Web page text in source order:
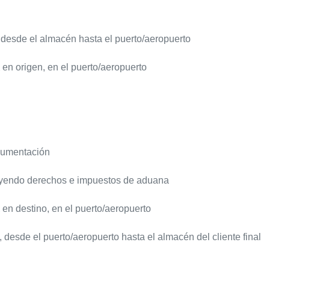
el almacén hasta el puerto/aeropuerto
origen, en el puerto/aeropuerto
derechos e impuestos de aduana
destino, en el puerto/aeropuerto
el puerto/aeropuerto hasta el almacén del cliente final